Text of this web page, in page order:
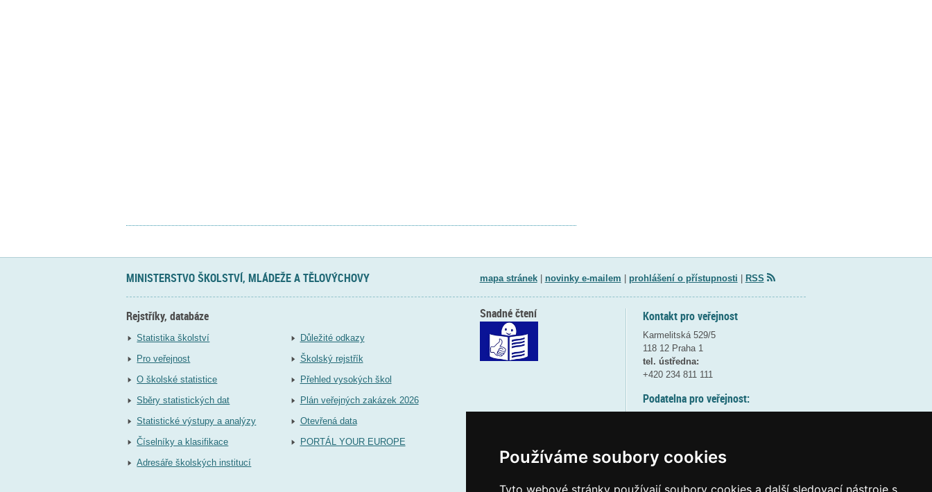
Používáme soubory cookies
Tyto webové stránky používají soubory cookies a další sledovací nástroje s
MINISTERSTVO ŠKOLSTVÍ, MLÁDEŽE A TĚLOVÝCHOVY mapa stránek| novinky e-mailem | prohlášení o přístupnosti | RSS
Rejstříky, databáze
Statistika školství
Pro veřejnost
O školské statistice
Sběry statistických dat
Statistické výstupy a analýzy
Číselníky a klasifikace
Adresáře školských institucí
Důležité odkazy
Školský rejstřík
Přehled vysokých škol
Plán veřejných zakázek 2026
Otevřená data
PORTÁL YOUR EUROPE
Kontakt pro veřejnost
Karmelitská 529/5
118 12 Praha 1
tel. ústředna:
+420 234 811 111
Podatelna pro veřejnost:
(více informací
Snadné čtení